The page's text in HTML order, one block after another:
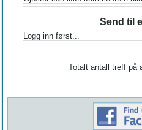
Send til
Logg inn først...
Totalt antall treff på